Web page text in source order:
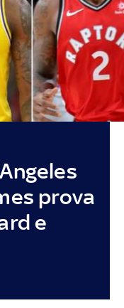
prova
e